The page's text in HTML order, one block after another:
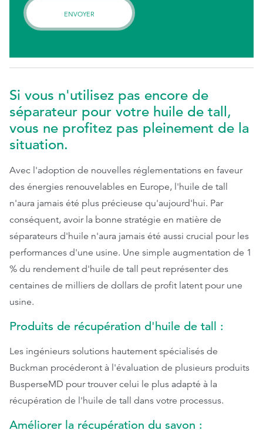
Si vous n'utilisez pas encore de
séparateur pour votre huile de tall,
vous ne profitez pas pleinement de la
situation.
Avec l'adoption de nouvelles réglementations en faveur
des énergies renouvelables en Europe, l'huile de tall
n'aura jamais été plus précieuse qu'aujourd'hui. Par
conséquent, avoir la bonne stratégie en matière de
séparateurs d'huile n'aura jamais été aussi crucial pour les
performances d'une usine. Une simple augmentation de 1
% du rendement d'huile de tall peut représenter des
centaines de milliers de dollars de profit latent pour une
usine.
Produits de récupération d'huile de tall :
Les ingénieurs solutions hautement spécialisés de
Buckman procéderont à l'évaluation de plusieurs produits
BusperseMD pour trouver celui le plus adapté à la
récupération de l'huile de tall dans votre processus.
Améliorer la récupération du savon :